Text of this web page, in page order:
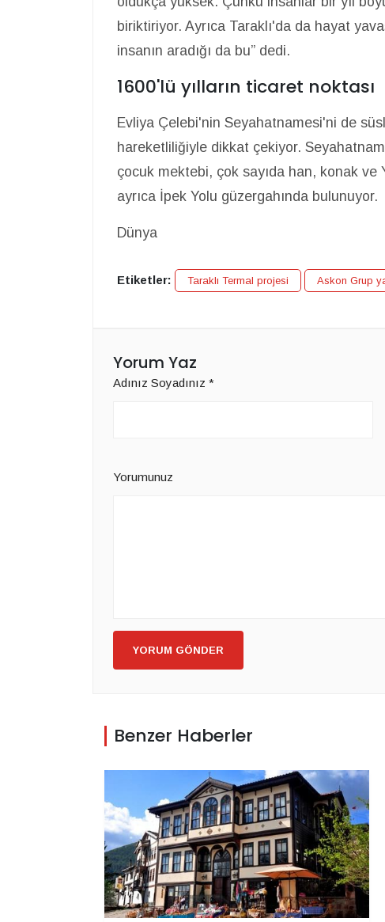
biriktiriyor. Ayrıca Taraklı'da da hayat
insanın aradığı da bu” dedi.
1600'lü yılların ticaret noktası
Evliya Çelebi'nin Seyahatnamesi'ni de
hareketliliğiyle dikkat çekiyor.
çocuk mektebi, çok sayıda han, konak
ayrıca İpek Yolu güzergahında bulunuyor.
Dünya
Etiketler: Taraklı Termal projesi Askon Grup
Yorum Yaz
Adınız Soyadınız *
Yorumunuz
YORUM GÖNDER
Benzer Haberler